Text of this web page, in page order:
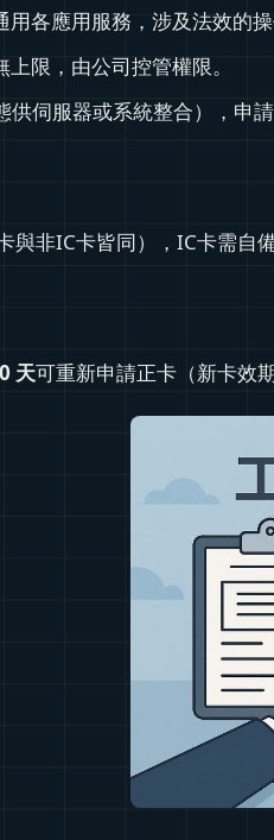
用各應用服務，涉及法效的操
限，由公司控管權限。
伺服器或系統整合），申
與非IC卡皆同），IC卡需自
天可重新申請正卡（新卡效